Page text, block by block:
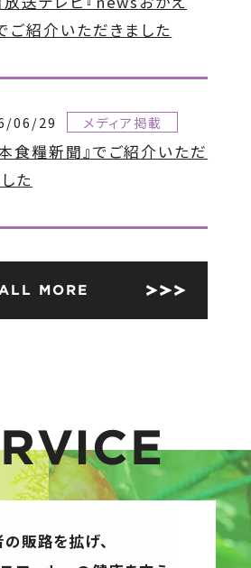
ご紹介いただきました
06/29 メディア掲載
食糧新聞』でご紹介いただ
た
ALL MORE
RVICE
販路を拡げ、